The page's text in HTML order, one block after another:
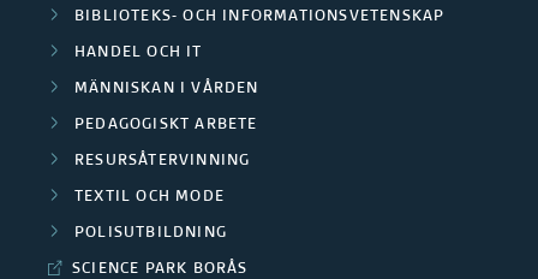
BIBLIOTEKS- OCH INFORMATIONSVETENSKAP
HANDEL OCH IT
MÄNNISKAN I VÅRDEN
PEDAGOGISKT ARBETE
RESURSÅTERVINNING
TEXTIL OCH MODE
POLISUTBILDNING
SCIENCE PARK BORÅS